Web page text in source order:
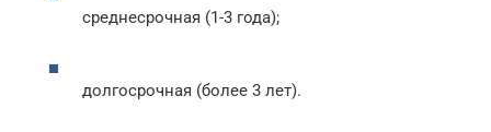
среднесрочная (1-3 года);
долгосрочная (более 3 лет).